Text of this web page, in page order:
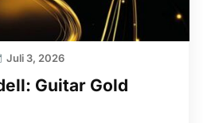
Guitar Gold
Juli 3, 2026